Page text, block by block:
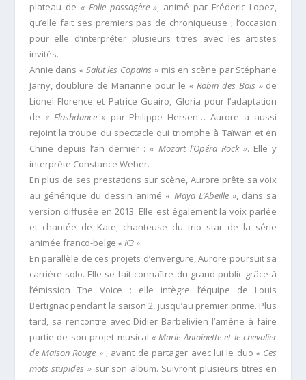
plateau de « Folie passagère », animé par Fréderic Lopez,
qu’elle fait ses premiers pas de chroniqueuse ; l’occasion
pour elle d’interpréter plusieurs titres avec les artistes
invités.
Annie dans « Salut les Copains »mis en scène par Stéphane
Jarny, doublure de Marianne pour le « Robin des Bois »de
Lionel Florence et Patrice Guairo, Gloria pour l’adaptation
de « Flashdance »par Philippe Hersen… Aurore a aussi
rejoint la troupe du spectacle qui triomphe à Taïwan et en
Chine depuis l’an dernier :« Mozart l’Opéra Rock ». Elle y
interprète Constance Weber.
En plus de ses prestations sur scène, Aurore prête sa voix
au générique du dessin animé « Maya L’Abeille », dans sa
version diffusée en 2013. Elle est également la voix parlée
et chantée de Kate, chanteuse du trio star de la série
animée franco-belge « K3 ».
En parallèle de ces projets d’envergure, Aurore poursuit sa
carrière solo. Elle se fait connaître du grand public grâce à
l’émission The Voice : elle intègre l’équipe de Louis
Bertignac pendant la saison 2, jusqu’au premier prime. Plus
tard, sa rencontre avec Didier Barbelivien l’amène à faire
partie de son projet musical « Marie Antoinette et le chevalier
de Maison Rouge »; avant de partager avec lui le duo« Ces
mots stupides »sur son album. Suivront plusieurs titres en